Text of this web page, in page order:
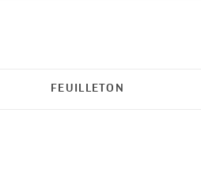
FEUILLETON